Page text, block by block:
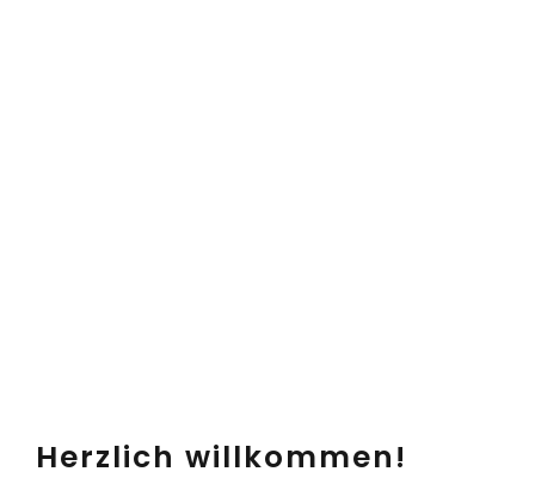
Herzlich willkommen!